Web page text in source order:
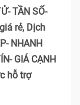
TẦN SỐ-
rẻ, Dịch
NHANH
GIÁ CẠNH
hỗ trợ